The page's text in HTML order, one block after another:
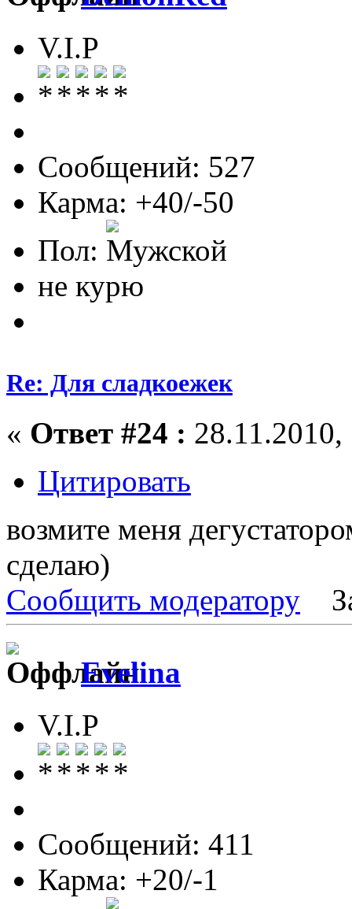
V.I.P
Сообщений: 527
Карма: +40/-50
Пол:
не курю
Re: Для сладкоежек
« Ответ #24 :
Цитировать
возмите меня
сделаю)
Сообщить модератору
Evelina
V.I.P
Сообщений: 411
Карма: +20/-1